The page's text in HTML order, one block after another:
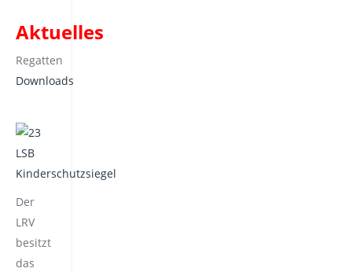
Aktuelles
Regatten
Downloads
Der
LRV
besitzt
das